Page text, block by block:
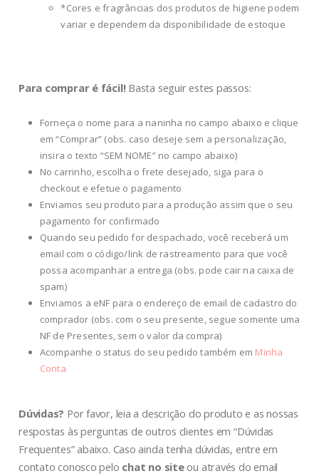
*Cores e fragrâncias dos produtos de higiene podem
variar e dependem da disponibilidade de estoque
Para comprar é fácil!Basta seguir estes passos:
Forneça o nome para a naninha no campo abaixo e clique
em “Comprar” (obs. caso deseje sem a personalização,
insira o texto “SEM NOME” no campo abaixo)
No carrinho, escolha o frete desejado, siga para o
checkout e efetue o pagamento
Enviamos seu produto para a produção assim que o seu
pagamento for confirmado
Quando seu pedido for despachado, você receberá um
email com o código/link de rastreamento para que você
possa acompanhar a entrega (obs. pode cair na caixa de
spam)
Enviamos a eNF para o endereço de email de cadastro do
comprador (obs. com o seu presente, segue somente uma
NF de Presentes, sem o valor da compra)
Acompanhe o status do seu pedido também em Minha
Conta
Dúvidas? Por favor, leia a descrição do produto e as nossas
respostas às perguntas de outros clientes em “Dúvidas
Frequentes” abaixo. Caso ainda tenha dúvidas, entre em
contato conosco pelo chat no siteou através do email